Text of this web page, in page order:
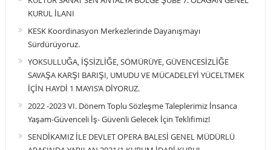
KURUL İLANI
KESK Koordinasyon Merkezlerinde Dayanışmayı
Sürdürüyoruz.
YOKSULLUĞA, İŞSİZLİĞE, SÖMÜRÜYE, GÜVENCESİZLİĞE
SAVAŞA KARŞI BARIŞI, UMUDU VE MÜCADELEYİ YÜCELTMEK
İÇİN HAYDİ 1 MAYIS’A DİYORUZ.
2022 -2023 VI. Dönem Toplu Sözleşme Taleplerimiz İnsanca
Yaşam-Güvenceli İş- Güvenli Gelecek İçin Teklifimiz!
SENDİKAMIZ İLE DEVLET OPERA BALESİ GENEL MÜDÜRLÜ